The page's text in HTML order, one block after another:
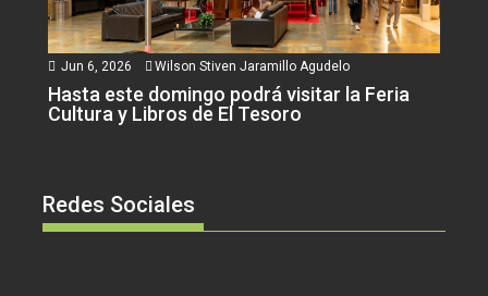
Jun 6, 2026 Wilson Stiven Jaramillo Agudelo
Hasta este domingo podrá visitar la Feria
Cultura y Libros de El Tesoro
Redes Sociales